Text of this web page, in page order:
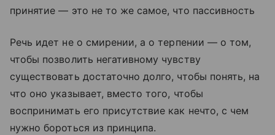
принятие — это не то же самое, что пассивность
Речь идет не о смирении, а о терпении — о том,
чтобы позволить негативному чувству
существовать достаточно долго, чтобы понять, на
что оно указывает, вместо того, чтобы
воспринимать его присутствие как нечто, с чем
нужно бороться из принципа.